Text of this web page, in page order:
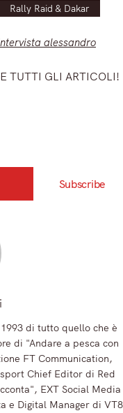
Rally Raid & Dakar
alessandro
TUTTI GLI ARTICOLI!
Subscribe
di tutto quello che è
di "Andare a pesca con
FT Communication,
Chief Editor di Red
EXT Social Media
e Digital Manager di VT8